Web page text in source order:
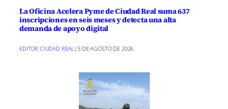
La Oficina Acelera Pyme de Ciudad Real suma 637
inscripciones en seis meses y detecta una alta
demanda de apoyo digital
EDITOR CIUDAD REAL|5 DE AGOSTO DE 2026